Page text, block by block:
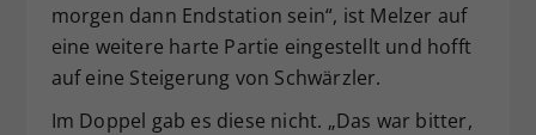
morgen dann Endstation sein“, ist Melzer auf
eine weitere harte Partie eingestellt und hofft
auf eine Steigerung von Schwärzler.
Im Doppel gab es diese nicht. „Das war bitter,